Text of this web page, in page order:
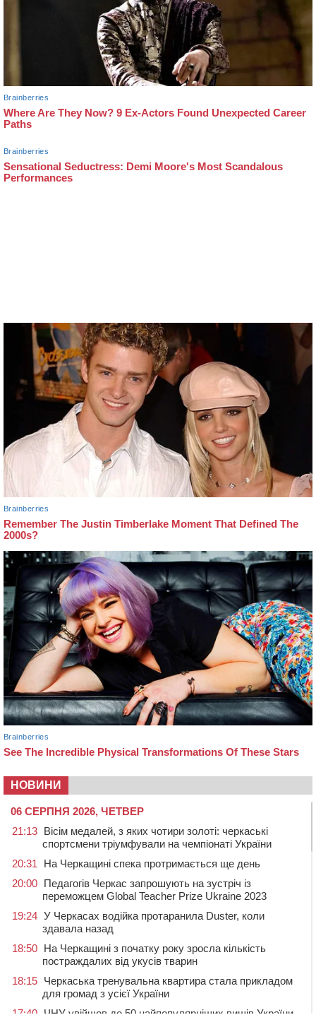
НОВИНИ
06 СЕРПНЯ 2026, ЧЕТВЕР
21:13 Вісім медалей, з яких чотири золоті: черкаські
спортсмени тріумфували на чемпіонаті України
20:31
На Черкащині спека протримається ще день
20:00 Педагогів Черкас запрошують на зустріч із
переможцем Global Teacher Prize Ukraine 2023
19:24 У Черкасах водійка протаранила Duster, коли
здавала назад
18:50 На Черкащині з початку року зросла кількість
постраждалих від укусів тварин
18:15 Черкаська тренувальна квартира стала прикладом
для громад з усієї України
17:40 ЧНУ увійшов до 50 найпопулярніших вишів України